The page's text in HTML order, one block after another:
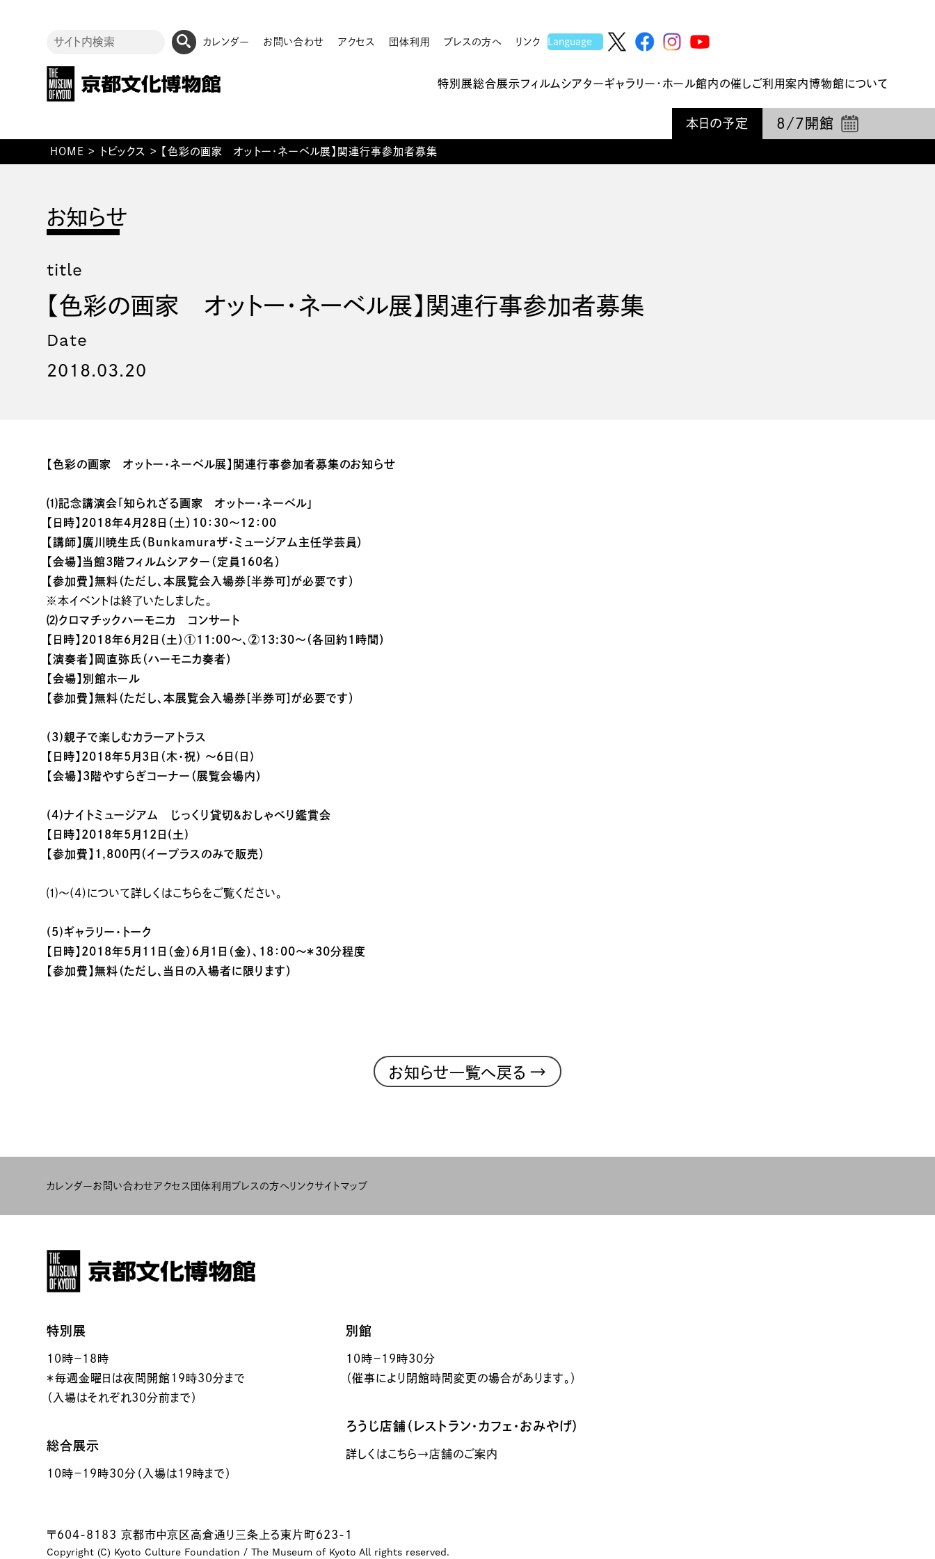
カレンダー お問い合わせ アクセス 団体利用 プレスの方へ リンク
特別展総合展示フィルムシアターギャラリー・ホール館内の催しご利用案内博物館について
本日の予定 8/7 開館
HOME > トピックス > 【色彩の画家 オットー・ネーベル展】関連行事参加者募集
title
【色彩の画家 オットー・ネーベル展】関連行事参加者募集
Date
2018.03.20
【色彩の画家 オットー・ネーベル展】関連行事参加者募集のお知らせ
⑴記念講演会「知られざる画家 オットー・ネーベル」
【日時】2018年4月28日（土）10：30～12：00
【講師】廣川暁生氏（Bunkamuraザ・ミュージアム主任学芸員）
【会場】当館3階フィルムシアター（定員160名）
【参加費】無料（ただし、本展覧会入場券[半券可]が必要です）
※本イベントは終了いたしました。
⑵クロマチックハーモニカ コンサート
【日時】2018年6月2日（土）①11:00〜、②13:30〜（各回約1時間）
【演奏者】岡直弥氏（ハーモニカ奏者）
【会場】別館ホール
【参加費】無料（ただし、本展覧会入場券[半券可]が必要です）
(3)親子で楽しむカラーアトラス
【日時】2018年5月3日（木・祝) 〜6日(日)
【会場】3階やすらぎコーナー（展覧会場内）
(4)ナイトミュージアム じっくり貸切＆おしゃべり鑑賞会
【日時】2018年5月12日(土)
【参加費】1,800円（イープラスのみで販売）
⑴〜(4)について詳しくはこちらをご覧ください。
(5)ギャラリー・トーク
【日時】2018年5月11日（金）6月1日（金）、18：00～＊30分程度
【参加費】無料（ただし、当日の入場者に限ります）
お知らせ一覧へ戻る →
カレンダーお問い合わせアクセス 団体利用 プレスの方へリンクサイトマップ
特別展
10時－18時
＊毎週金曜日は夜間開館19時30分まで
（入場はそれぞれ30分前まで）
総合展示
10時－19時30分（入場は19時まで）
別館
10時－19時30分
（催事により閉館時間変更の場合があります。）
ろうじ店舗（レストラン・カフェ・おみやげ）
詳しくはこちら→店舗のご案内
〒604-8183 京都市中京区高倉通り三条上る東片町623-1
Copyright (C) Kyoto Culture Foundation / The Museum of Kyoto All rights reserved.